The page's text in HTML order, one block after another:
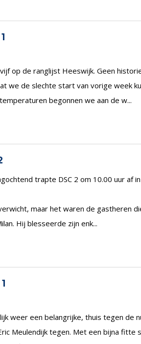
op de ranglijst Heeswijk. Geen
we de slechte start van vorige week
begonnen we aan de w...
trapte DSC 2 om 10.00 uur af
maar het waren de gastheren
Hij blesseerde zijn enk...
weer een belangrijke, thuis tegen de
Meulendijk tegen. Met een bijna